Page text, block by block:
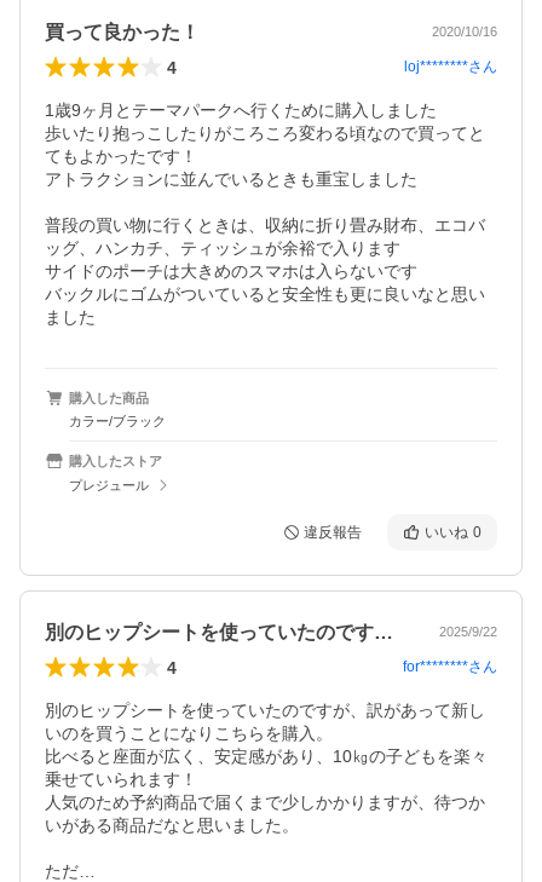
買って良かった！ 2020/10/16
4 loj********さん
1歳9ヶ月とテーマパークへ行くために購入しました
歩いたり抱っこしたりがころころ変わる頃なので買ってと
てもよかったです！
アトラクションに並んでいるときも重宝しました
普段の買い物に行くときは、収納に折り畳み財布、エコバ
ッグ、ハンカチ、ティッシュが余裕で入ります
サイドのポーチは大きめのスマホは入らないです
バックルにゴムがついていると安全性も更に良いなと思い
ました
購入した商品
カラー/ブラック
購入したストア
プレジュール
違反報告 いいね 0
別のヒップシートを使っていたのですが、… 2025/9/22
4 for********さん
別のヒップシートを使っていたのですが、訳があって新し
いのを買うことになりこちらを購入。
比べると座面が広く、安定感があり、10㎏の子どもを楽々
乗せていられます！
人気のため予約商品で届くまで少しかかりますが、待つか
いがある商品だなと思いました。
ただ…